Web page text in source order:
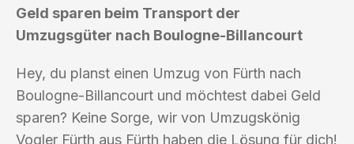
Geld sparen beim Transport der
Umzugsgüter nach Boulogne-Billancourt
Hey, du planst einen Umzug von Fürth nach
Boulogne-Billancourt und möchtest dabei Geld
sparen? Keine Sorge, wir von Umzugskönig
Vogler Fürth aus Fürth haben die Lösung für dich!